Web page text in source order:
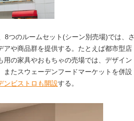
つのルームセット(シーン別売場)では、さ
アや商品群を提供する。たとえば都市型店
の家具やおもちゃの売場では、デザイン
たスウェーデンフードマーケットを併設
ンビストロも開設する。